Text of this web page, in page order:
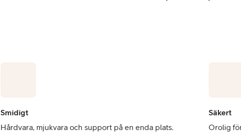
Smidigt
Hårdvara, mjukvara och support på en enda plats.
Säkert
Orolig